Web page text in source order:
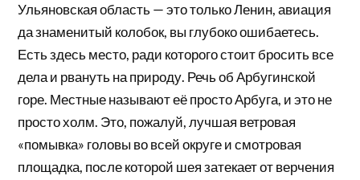
Ульяновская область — это только Ленин, авиация
да знаменитый колобок, вы глубоко ошибаетесь.
Есть здесь место, ради которого стоит бросить все
дела и рвануть на природу. Речь об Арбугинской
горе. Местные называют её просто Арбуга, и это не
просто холм. Это, пожалуй, лучшая ветровая
«помывка» головы во всей округе и смотровая
площадка, после которой шея затекает от верчения